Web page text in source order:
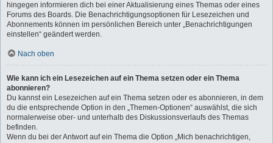
hingegen informieren dich bei einer Aktualisierung eines Themas oder eines
Forums des Boards. Die Benachrichtigungsoptionen für Lesezeichen und
Abonnements können im persönlichen Bereich unter „Benachrichtigungen
einstellen“ geändert werden.
Nach oben
Wie kann ich ein Lesezeichen auf ein Thema setzen oder ein Thema
abonnieren?
Du kannst ein Lesezeichen auf ein Thema setzen oder es abonnieren, in dem
du die entsprechende Option in den „Themen-Optionen“ auswählst, die sich
normalerweise ober- und unterhalb des Diskussionsverlaufs des Themas
befinden.
Wenn du bei der Antwort auf ein Thema die Option „Mich benachrichtigen,